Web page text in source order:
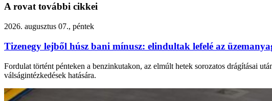
A rovat további cikkei
2026. augusztus 07., péntek
Tizenegy lejből húsz bani mínusz: elindultak lefelé az
Fordulat történt pénteken a benzinkutakon, az elmúlt hetek sorozatos drágításai
válságintézkedések hatására.